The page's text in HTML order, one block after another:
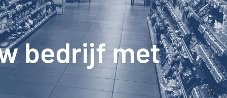
verlaag